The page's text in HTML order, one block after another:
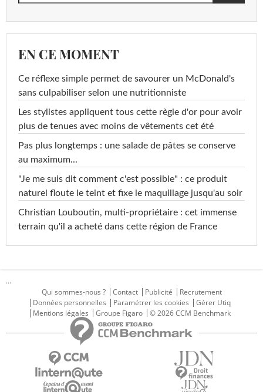
EN CE MOMENT
Ce réflexe simple permet de savourer un McDonald's
sans culpabiliser selon une nutritionniste
Les stylistes appliquent tous cette règle d'or pour avoir
plus de tenues avec moins de vêtements cet été
Pas plus longtemps : une salade de pâtes se conserve
au maximum...
"Je me suis dit comment c'est possible" : ce produit
naturel floute le teint et fixe le maquillage jusqu'au soir
Christian Louboutin, multi-propriétaire : cet immense
terrain qu'il a acheté dans cette région de France
...
Qui sommes-nous ?
Contact Publicité
Recrutement
Données personnelles
Paramétrer les cookies
Gérer Utiq
Mentions légales
Groupe Figaro © 2026 CCM Benchmark